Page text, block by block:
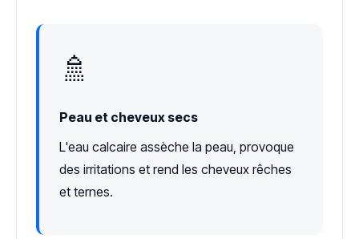
🚿
Peau et cheveux secs
L'eau calcaire assèche la peau, provoque
des irritations et rend les cheveux rêches
et ternes.